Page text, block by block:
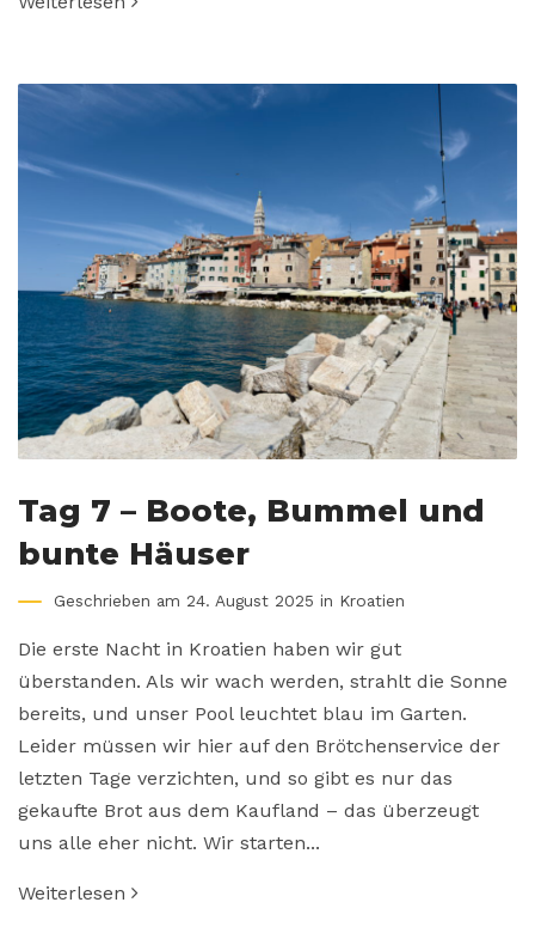
Tag 7 – Boote, Bummel und
bunte Häuser
Geschrieben am 24. August 2025 in Kroatien
Die erste Nacht in Kroatien haben wir gut
überstanden. Als wir wach werden, strahlt die Sonne
bereits, und unser Pool leuchtet blau im Garten.
Leider müssen wir hier auf den Brötchenservice der
letzten Tage verzichten, und so gibt es nur das
gekaufte Brot aus dem Kaufland – das überzeugt
uns alle eher nicht. Wir starten...
Weiterlesen